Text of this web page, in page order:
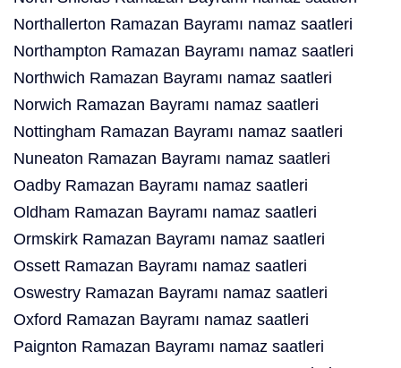
Northallerton Ramazan Bayramı namaz saatleri
Northampton Ramazan Bayramı namaz saatleri
Northwich Ramazan Bayramı namaz saatleri
Norwich Ramazan Bayramı namaz saatleri
Nottingham Ramazan Bayramı namaz saatleri
Nuneaton Ramazan Bayramı namaz saatleri
Oadby Ramazan Bayramı namaz saatleri
Oldham Ramazan Bayramı namaz saatleri
Ormskirk Ramazan Bayramı namaz saatleri
Ossett Ramazan Bayramı namaz saatleri
Oswestry Ramazan Bayramı namaz saatleri
Oxford Ramazan Bayramı namaz saatleri
Paignton Ramazan Bayramı namaz saatleri